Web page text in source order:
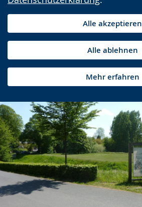
Alle akzeptieren
Alle ablehnen
Mehr erfahren